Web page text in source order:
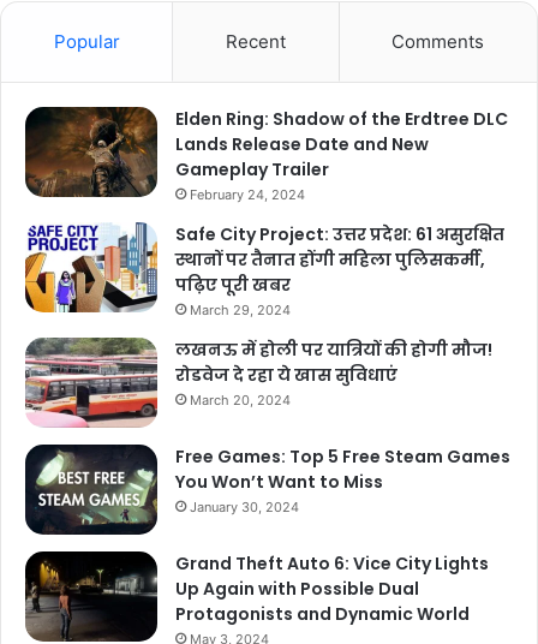
Popular Recent Comments
Elden Ring: Shadow of the Erdtree DLC
Lands Release Date and New
Gameplay Trailer
February 24, 2024
Safe City Project: उत्तर प्रदेश: 61 असुरक्षित
स्थानों पर तैनात होंगी महिला पुलिसकर्मी,
पढ़िए पूरी खबर
March 29, 2024
लखनऊ में होली पर यात्रियों की होगी मौज!
रोडवेज दे रहा ये खास सुविधाएं
March 20, 2024
Free Games: Top 5 Free Steam Games
You Won’t Want to Miss
January 30, 2024
Grand Theft Auto 6: Vice City Lights
Up Again with Possible Dual
Protagonists and Dynamic World
May 3, 2024